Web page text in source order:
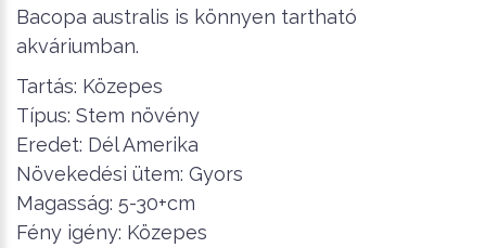
Bacopa australis is könnyen tartható
akváriumban.
Tartás: Közepes
Típus: Stem növény
Eredet: Dél Amerika
Növekedési ütem: Gyors
Magasság: 5-30+cm
Fény igény: Közepes